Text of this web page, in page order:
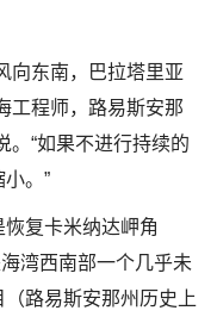
向东南，巴拉塔里亚
工程师，路易斯安那
。“如果不进行持续的
。”
复卡米纳达岬角
湾西南部一个几乎未
路易斯安那州历史上